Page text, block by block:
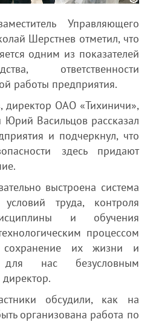
Управляющего
Шерстнев отметил, что
одним из показателей
ответственности
работы предприятия.
директор ОАО «Тихиничи»,
Юрий Васильцов рассказал
и подчеркнул, что
здесь придают
выстроена система
труда, контроля
и обучения
процессом
сохранение их жизни и
для нас безусловным
обсудили, как на
организована работа по